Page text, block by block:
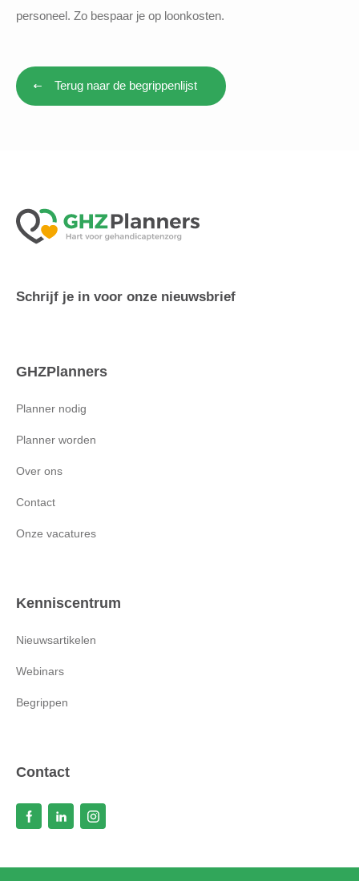
personeel. Zo bespaar je op loonkosten.
Terug naar de begrippenlijst
Schrijf je in voor onze nieuwsbrief
GHZPlanners
Planner nodig
Planner worden
Over ons
Contact
Onze vacatures
Kenniscentrum
Nieuwsartikelen
Webinars
Begrippen
Contact